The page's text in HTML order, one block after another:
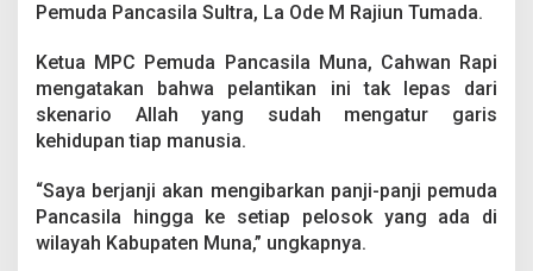
l
u
n
a
Pemuda Pancasila Sultra, La Ode M Rajiun Tumada.
Ketua MPC Pemuda Pancasila Muna, Cahwan Rapi
mengatakan bahwa pelantikan ini tak lepas dari
skenario Allah yang sudah mengatur garis
kehidupan tiap manusia.
“Saya berjanji akan mengibarkan panji-panji pemuda
Pancasila hingga ke setiap pelosok yang ada di
wilayah Kabupaten Muna,” ungkapnya.